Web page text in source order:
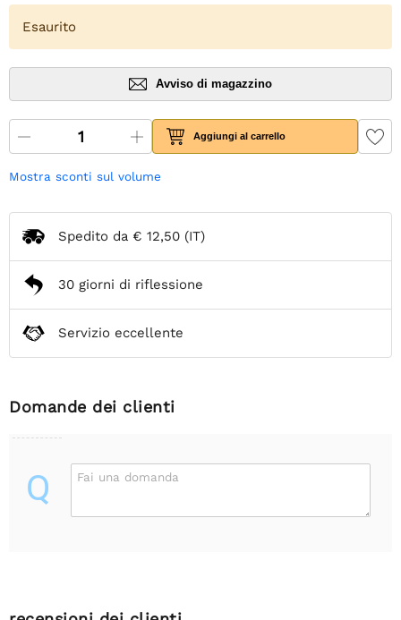
Esaurito
Avviso di magazzino
Aggiungi al carrello
Mostra sconti sul volume
Spedito da € 12,50 (IT)
30 giorni di riflessione
Servizio eccellente
Domande dei clienti
Q Fai una domanda